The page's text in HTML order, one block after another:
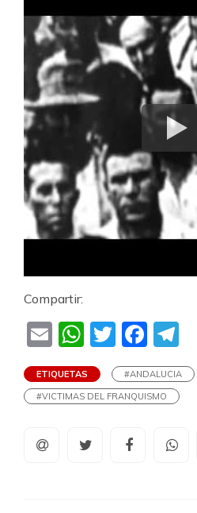
Compartir:
Email Twitter
ETIQUETAS #ANDALUCIA
#VICTIMAS DEL FRANQUISMO